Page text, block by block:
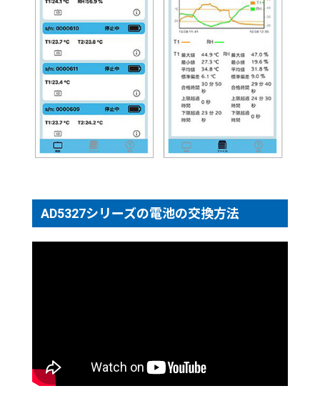
AD5327シリーズの電池の交換方法